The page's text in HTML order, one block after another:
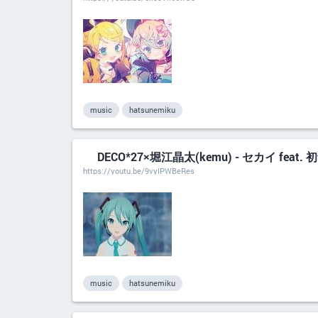
music hatsunemiku
DECO*27×堀江晶太(kemu) - セカイ feat.
https://youtu.be/9vyIPWBeRes
music hatsunemiku